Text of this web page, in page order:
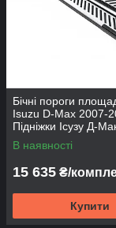
Бічні пороги
Isuzu D-Max 2007-
Підніжки Ісузу Д-
В наявності
15 635 ₴/
Купити